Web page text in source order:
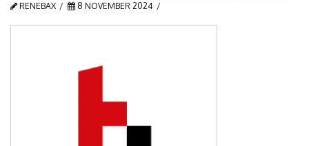
RENEBAX 8 NOVEMBER 2024